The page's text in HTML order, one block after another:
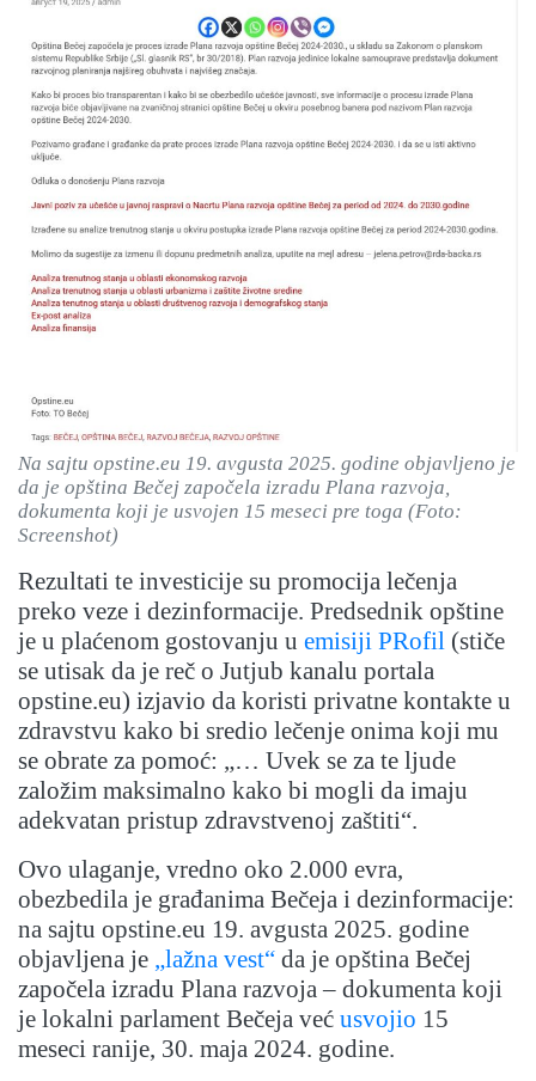
Na sajtu opstine.eu 19. avgusta 2025. godine objavljeno je
da je opština Bečej započela izradu Plana razvoja,
dokumenta koji je usvojen 15 meseci pre toga (Foto:
Screenshot)
Rezultati te investicije su promocija lečenja
preko veze i dezinformacije. Predsednik opštine
je u plaćenom gostovanju u emisiji PRofil (stiče
se utisak da je reč o Jutjub kanalu portala
opstine.eu) izjavio da koristi privatne kontakte u
zdravstvu kako bi sredio lečenje onima koji mu
se obrate za pomoć: „… Uvek se za te ljude
založim maksimalno kako bi mogli da imaju
adekvatan pristup zdravstvenoj zaštiti“.
Ovo ulaganje, vredno oko 2.000 evra,
obezbedila je građanima Bečeja i dezinformacije:
na sajtu opstine.eu 19. avgusta 2025. godine
objavljena je „lažna vest“ da je opština Bečej
započela izradu Plana razvoja – dokumenta koji
je lokalni parlament Bečeja već usvojio 15
meseci ranije, 30. maja 2024. godine.